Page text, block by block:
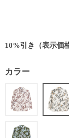
10%引き（表示価
カラー